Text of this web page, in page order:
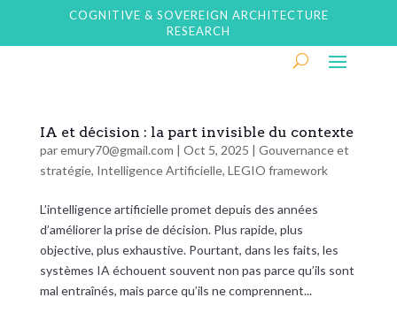
COGNITIVE & SOVEREIGN ARCHITECTURE
RESEARCH
IA et décision : la part invisible du contexte
paremury70@gmail.com | Oct 5, 2025 | Gouvernance et
stratégie, Intelligence Artificielle, LEGIO framework
L’intelligence artificielle promet depuis des années
d’améliorer la prise de décision. Plus rapide, plus
objective, plus exhaustive. Pourtant, dans les faits, les
systèmes IA échouent souvent non pas parce qu’ils sont
mal entraînés, mais parce qu’ils ne comprennent...